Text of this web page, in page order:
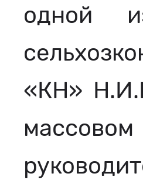
одной
«КН»